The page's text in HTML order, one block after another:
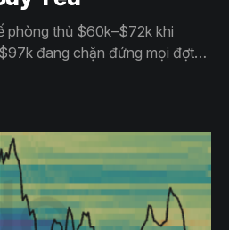
phòng thủ $60k–$72k khi
đang chặn đứng mọi đợt
phái sinh hạ nhiệt báo hiệu
rộng.